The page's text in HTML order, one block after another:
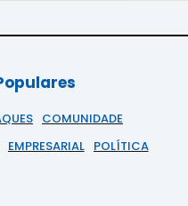
COMUNIDADE
EMPRESARIAL POLÍTICA